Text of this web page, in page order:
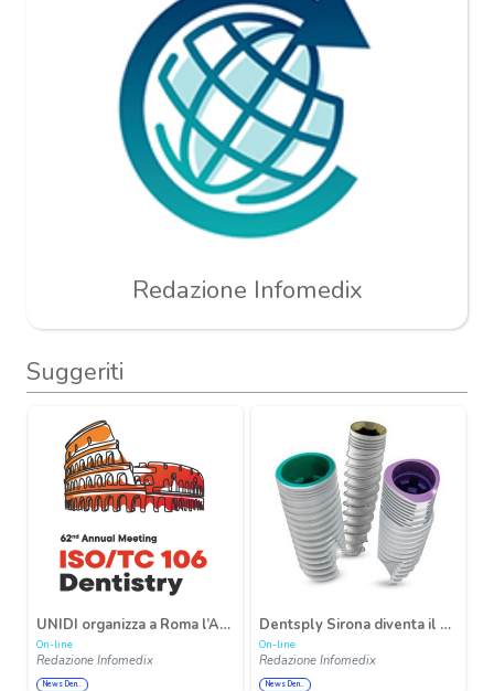
Redazione Infomedix
Suggeriti
UNIDI organizza a Roma l’Annual Meeting ISO/TC 106 Dentistry 2026
On-line
Redazione Infomedix
News Den..
Dentsply Sirona diventa il distributore esclusivo delle soluzioni implant protesiche MIS in Italia
On-line
Redazione Infomedix
News Den..